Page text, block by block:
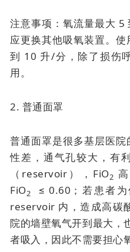
注意事项：氧流量最大
应更换其他吸氧装置。
到 10 升/分，除了损伤
用。
2. 普通面罩
普通面罩是很多基层医
性差，通气孔较大，有
（reservoir），FiO2
FiO2 ≤ 0.60；若患者为
reservoir 内，造成高碳
院的墙壁氧气开到最大，
者吸入，因此不需要担心